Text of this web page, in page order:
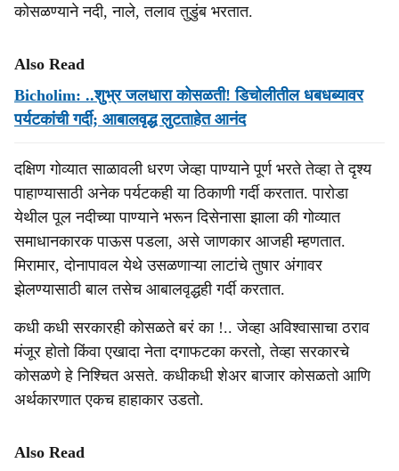
कोसळण्याने नदी, नाले, तलाव तुडुंब भरतात.
Also Read
Bicholim: ..शुभ्र जलधारा कोसळती! डिचोलीतील धबधब्यावर
पर्यटकांची गर्दी; आबालवृद्ध लुटताहेत आनंद
दक्षिण गोव्यात साळावली धरण जेव्हा पाण्याने पूर्ण भरते तेव्हा ते दृश्य
पाहाण्यासाठी अनेक पर्यटकही या ठिकाणी गर्दी करतात. पारोडा
येथील पूल नदीच्या पाण्याने भरून दिसेनासा झाला की गोव्यात
समाधानकारक पाऊस पडला, असे जाणकार आजही म्हणतात.
मिरामार, दोनापावल येथे उसळणाऱ्या लाटांचे तुषार अंगावर
झेलण्यासाठी बाल तसेच आबालवृद्धही गर्दी करतात.
कधी कधी सरकारही कोसळते बरं का !.. जेव्हा अविश्वासाचा ठराव
मंजूर होतो किंवा एखादा नेता दगाफटका करतो, तेव्हा सरकारचे
कोसळणे हे निश्चित असते. कधीकधी शेअर बाजार कोसळतो आणि
अर्थकारणात एकच हाहाकार उडतो.
Also Read